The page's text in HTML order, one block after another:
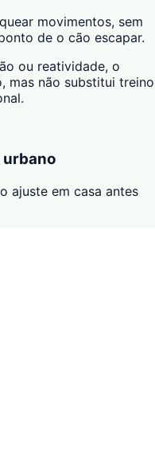
movimentos, sem
de o cão escapar.
ou reatividade, o
mas não substitui treino
urbano
ajuste em casa antes